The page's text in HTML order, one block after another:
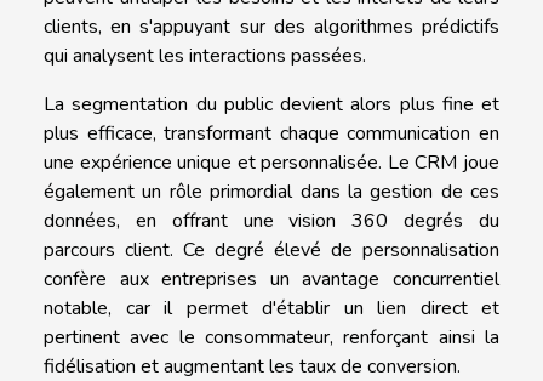
clients, en s'appuyant sur des algorithmes prédictifs
qui analysent les interactions passées.
La segmentation du public devient alors plus fine et
plus efficace, transformant chaque communication en
une expérience unique et personnalisée. Le CRM joue
également un rôle primordial dans la gestion de ces
données, en offrant une vision 360 degrés du
parcours client. Ce degré élevé de personnalisation
confère aux entreprises un avantage concurrentiel
notable, car il permet d'établir un lien direct et
pertinent avec le consommateur, renforçant ainsi la
fidélisation et augmentant les taux de conversion.